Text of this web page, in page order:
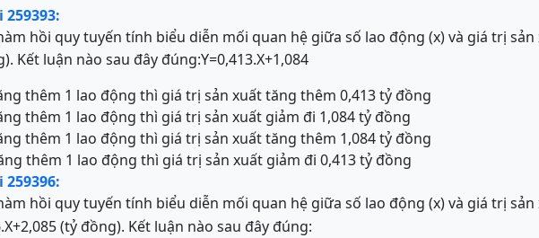
259393:
hồi quy tuyến tính biểu diễn mối quan hệ giữa số lao động (x) và giá trị sản
Kết luận nào sau đây đúng:Y=0,413.X+1,084
thêm 1 lao động thì giá trị sản xuất tăng thêm 0,413 tỷ đồng
thêm 1 lao động thì giá trị sản xuất giảm đi 1,084 tỷ đồng
thêm 1 lao động thì giá trị sản xuất tăng thêm 1,084 tỷ đồng
thêm 1 lao động thì giá trị sản xuất giảm đi 0,413 tỷ đồng
259396:
hồi quy tuyến tính biểu diễn mối quan hệ giữa số lao động (x) và giá trị sản
(tỷ đồng). Kết luận nào sau đây đúng: